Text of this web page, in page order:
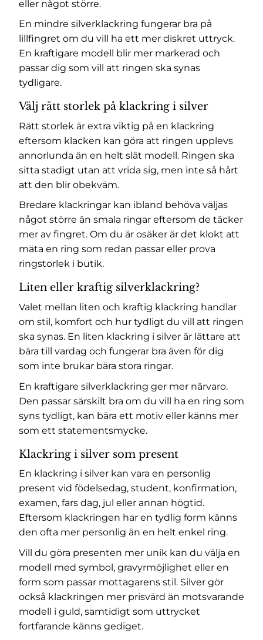
eller något större.
En mindre silverklackring fungerar bra på
lillfingret om du vill ha ett mer diskret uttryck.
En kraftigare modell blir mer markerad och
passar dig som vill att ringen ska synas
tydligare.
Välj rätt storlek på klackring i silver
Rätt storlek är extra viktig på en klackring
eftersom klacken kan göra att ringen upplevs
annorlunda än en helt slät modell. Ringen ska
sitta stadigt utan att vrida sig, men inte så hårt
att den blir obekväm.
Bredare klackringar kan ibland behöva väljas
något större än smala ringar eftersom de täcker
mer av fingret. Om du är osäker är det klokt att
mäta en ring som redan passar eller prova
ringstorlek i butik.
Liten eller kraftig silverklackring?
Valet mellan liten och kraftig klackring handlar
om stil, komfort och hur tydligt du vill att ringen
ska synas. En liten klackring i silver är lättare att
bära till vardag och fungerar bra även för dig
som inte brukar bära stora ringar.
En kraftigare silverklackring ger mer närvaro.
Den passar särskilt bra om du vill ha en ring som
syns tydligt, kan bära ett motiv eller känns mer
som ett statementsmycke.
Klackring i silver som present
En klackring i silver kan vara en personlig
present vid födelsedag, student, konfirmation,
examen, fars dag, jul eller annan högtid.
Eftersom klackringen har en tydlig form känns
den ofta mer personlig än en helt enkel ring.
Vill du göra presenten mer unik kan du välja en
modell med symbol, gravyrmöjlighet eller en
form som passar mottagarens stil. Silver gör
också klackringen mer prisvärd än motsvarande
modell i guld, samtidigt som uttrycket
fortfarande känns gediget.